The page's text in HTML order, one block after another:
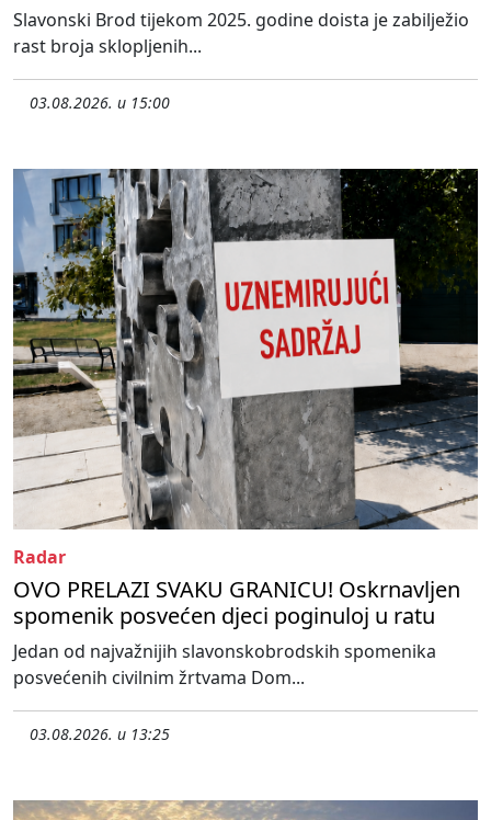
Slavonski Brod tijekom 2025. godine doista je zabilježio
rast broja sklopljenih...
03.08.2026. u 15:00
Radar
OVO PRELAZI SVAKU GRANICU! Oskrnavljen
spomenik posvećen djeci poginuloj u ratu
Jedan od najvažnijih slavonskobrodskih spomenika
posvećenih civilnim žrtvama Dom...
03.08.2026. u 13:25